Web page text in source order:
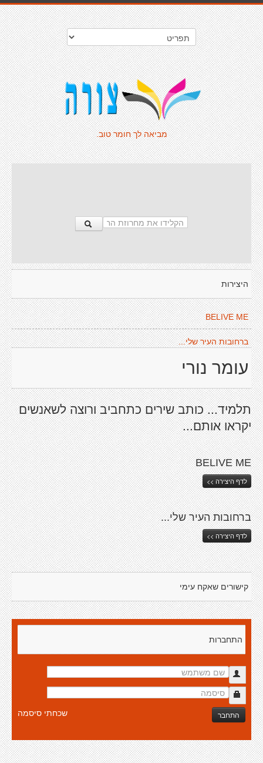
מביאה לך חומר טוב.
היצירות
BELIVE ME
ברחובות העיר שלי...
עומר נורי
תלמיד... כותב שירים כתחביב ורוצה לשאנשים
יקראו אותם...
BELIVE ME
לדף היצירה >>
ברחובות העיר שלי...
לדף היצירה >>
קישורים שאקח עימי
התחברות
התחבר שכחתי סיסמה